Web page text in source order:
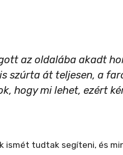
az oldalába akadt
szúrta át teljesen, a
hogy mi lehet, ezért
ismét tudtak segíteni, és